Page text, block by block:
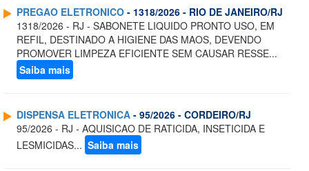
PREGAO ELETRONICO - 1318/2026 - RIO DE JANEIRO/RJ
1318/2026 - RJ - SABONETE LIQUIDO PRONTO USO, EM
REFIL, DESTINADO A HIGIENE DAS MAOS, DEVENDO
PROMOVER LIMPEZA EFICIENTE SEM CAUSAR RESSE...
Saiba mais
DISPENSA ELETRONICA - 95/2026 - CORDEIRO/RJ
95/2026 - RJ - AQUISICAO DE RATICIDA, INSETICIDA E
LESMICIDAS... Saiba mais